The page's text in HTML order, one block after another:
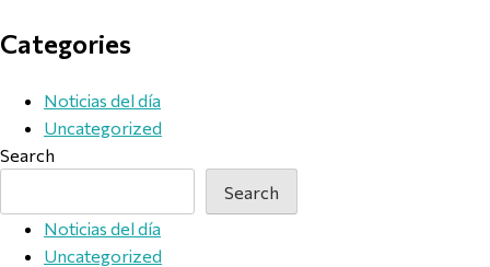
Categories
Noticias del día
Uncategorized
Search
Search
Noticias del día
Uncategorized